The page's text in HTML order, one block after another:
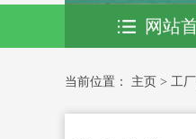
网站
当前位置： 主页 > 工